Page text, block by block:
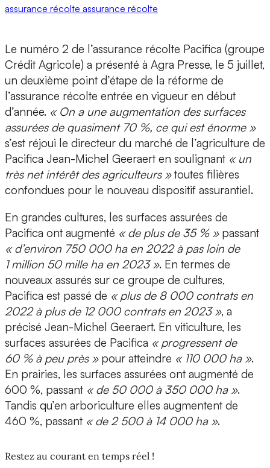
assurance récolte assurance récolte
Le numéro 2 de l’assurance récolte Pacifica (groupe
Crédit Agricole) a présenté à Agra Presse, le 5 juillet,
un deuxième point d’étape de la réforme de
l’assurance récolte entrée en vigueur en début
d’année. « On a une augmentation des surfaces
assurées de quasiment 70 %, ce qui est énorme »
s’est réjoui le directeur du marché de l’agriculture de
Pacifica Jean-Michel Geeraert en soulignant « un
très net intérêt des agriculteurs »toutes filières
confondues pour le nouveau dispositif assurantiel.
En grandes cultures, les surfaces assurées de
Pacifica ont augmenté « de plus de 35 % »passant
« d’environ 750 000 ha en 2022 à pas loin de
1 million 50 mille ha en 2023 ». En termes de
nouveaux assurés sur ce groupe de cultures,
Pacifica est passé de « plus de 8 000 contrats en
2022 à plus de 12 000 contrats en 2023 », a
précisé Jean-Michel Geeraert. En viticulture, les
surfaces assurées de Pacifica « progressent de
60 % à peu près » pour atteindre « 110 000 ha ».
En prairies, les surfaces assurées ont augmenté de
600 %, passant « de 50 000 à 350 000 ha ».
Tandis qu’en arboriculture elles augmentent de
460 %, passant « de 2 500 à 14 000 ha ».
Restez au courant en temps réel !